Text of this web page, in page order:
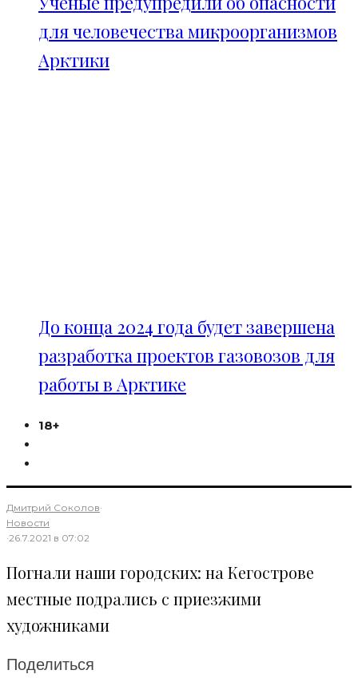
для человечества микроорганизмов
Арктики
До конца 2024 года будет завершена
разработка проектов газовозов для
работы в Арктике
18+
Дмитрий Соколов·
Новости
·26.7.2021 в 07:02
Погнали наши городских: на Кегострове
местные подрались с приезжими
художниками
Поделиться